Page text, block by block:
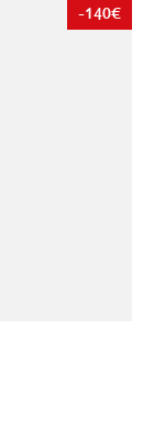
-140€